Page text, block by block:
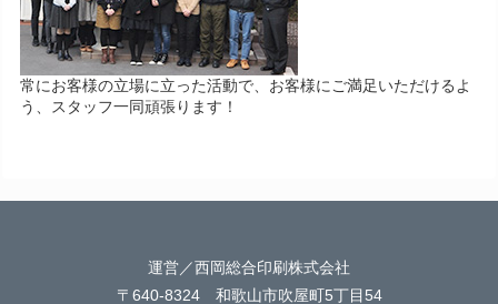
常にお客様の立場に立った活動で、お客様にご満足いただけるよ
う、スタッフ一同頑張ります！
運営／西岡総合印刷株式会社
〒640-8324 和歌山市吹屋町5丁目54